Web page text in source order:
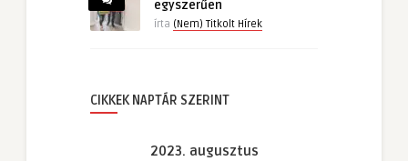
egyszerűen
írta (Nem) Titkolt Hírek
CIKKEK NAPTÁR SZERINT
2023. augusztus